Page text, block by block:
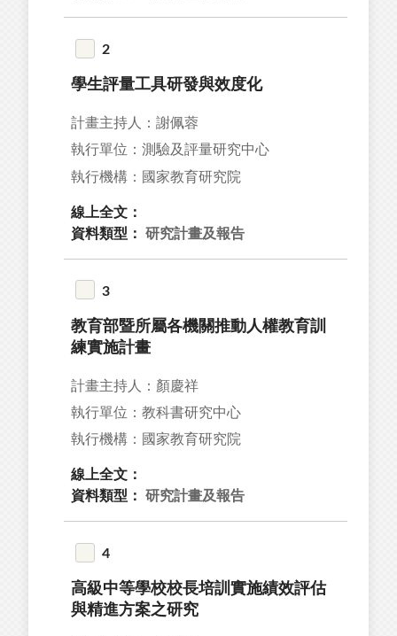
2
學生評量工具研發與效度化
計畫主持人：謝佩蓉
執行單位：測驗及評量研究中心
執行機構：國家教育研究院
線上全文：
資料類型：
研究計畫及報告
3
教育部暨所屬各機關推動人權教育訓
練實施計畫
計畫主持人：顏慶祥
執行單位：教科書研究中心
執行機構：國家教育研究院
線上全文：
資料類型：
研究計畫及報告
4
高級中等學校校長培訓實施績效評估
與精進方案之研究